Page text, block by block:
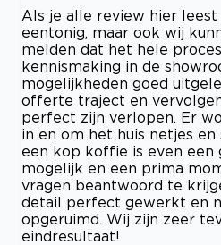
Als je alle review hier
eentonig, maar ook wij
melden dat het hele
kennismaking in de
mogelijkheden goed
offerte traject en
perfect zijn verlopen. Er
in en om het huis netjes
een kop koffie is even een
mogelijk en een prima
vragen beantwoord te
detail perfect gewerkt en
opgeruimd. Wij zijn zeer
eindresultaat!